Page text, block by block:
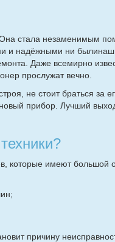
стала незаменимым
и надёжными ни
Даже всемирно
прослужат вечно.
не стоит браться за
прибор. Лучший
которые имеют большой
причину